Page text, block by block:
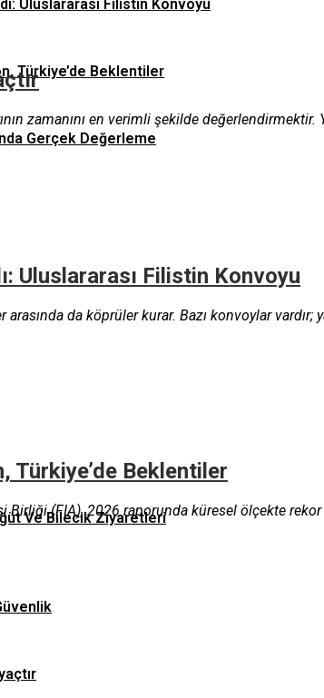
Uluslararası Filistin Konvoyu
Türkiye’de Beklentiler
Gerçek Değerleme
Ve Bilecik Ziyaretleri
zamanını en verimli şekilde değerlendirmektir.
Uluslararası Filistin Konvoyu
da köprüler kurar. Bazı konvoylar vardır;
Türkiye’de Beklentiler
(FIA), 2026 raporunda küresel ölçekte rekor